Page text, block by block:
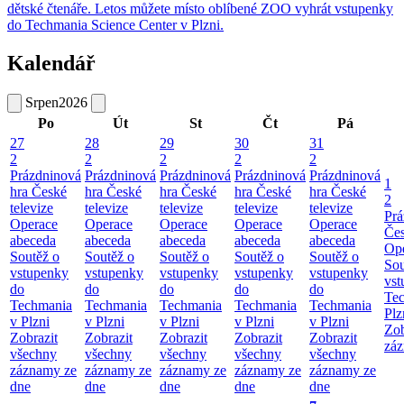
dětské čtenáře. Letos můžete místo oblíbené ZOO vyhrát vstupenky
do Techmania Science Center v Plzni.
Kalendář
Srpen2026
Po
Út St Čt
Pá
27
2
Prázdninová
hra České
televize
Operace
abeceda
Soutěž o
vstupenky
do
Techmania
v Plzni
Zobrazit
všechny
záznamy ze
dne
28
2
Prázdninová
hra České
televize
Operace
abeceda
Soutěž o
vstupenky
do
Techmania
v Plzni
Zobrazit
všechny
záznamy ze
dne
29
2
Prázdninová
hra České
televize
Operace
abeceda
Soutěž o
vstupenky
do
Techmania
v Plzni
Zobrazit
všechny
záznamy ze
dne
30
2
Prázdninová
hra České
televize
Operace
abeceda
Soutěž o
vstupenky
do
Techmania
v Plzni
Zobrazit
všechny
záznamy ze
dne
31
2
Prázdninová
hra České
televize
Operace
abeceda
Soutěž o
vstupenky
do
Techmania
v Plzni
Zobrazit
všechny
záznamy ze
dne
1
2